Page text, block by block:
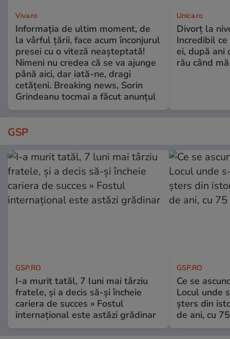
Viva.ro
Informația de ultim moment, de
la vârful țării, face acum înconjurul
presei cu o viteză neașteptată!
Nimeni nu credea că se va ajunge
până aici, dar iată-ne, dragi
cetățeni. Breaking news, Sorin
Grindeanu tocmai a făcut anunțul
Unica.ro
Divorț la
Incredibil
ei, după ani
rău când
GSP
GSP.RO
I-a murit tatăl, 7 luni mai târziu
fratele, și a decis să-și încheie
cariera de succes » Fostul
internațional este astăzi grădinar
GSP.RO
Ce se
Locul unde
șters din
de ani, cu